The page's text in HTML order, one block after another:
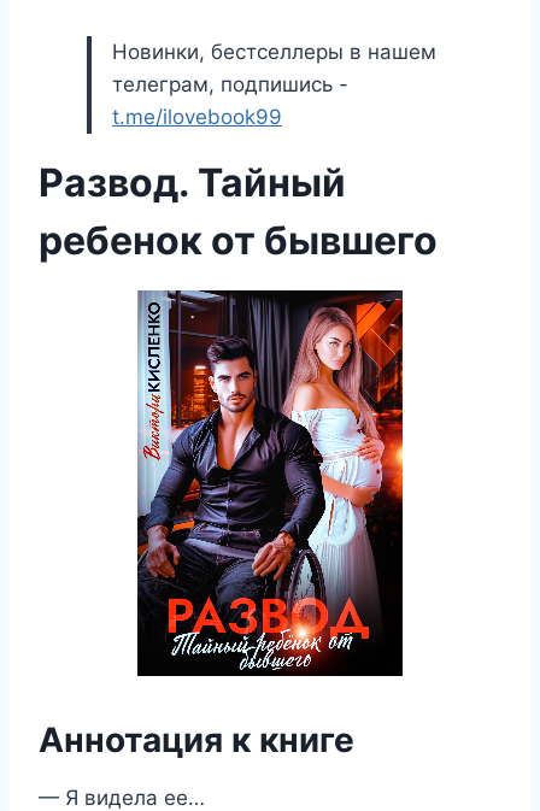
Новинки, бестселлеры в нашем
телеграм, подпишись -
t.me/ilovebook99
Развод. Тайный
ребенок от бывшего
Аннотация к книге
— Я видела ее…